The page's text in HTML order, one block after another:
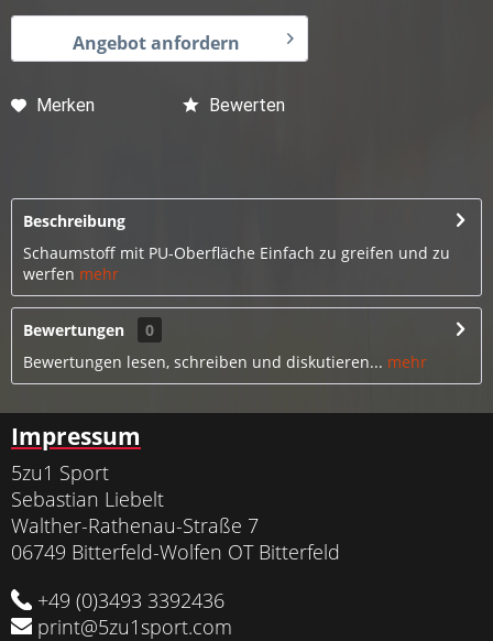
Angebot anfordern
Merken Bewerten
Beschreibung
Schaumstoff mit PU-Oberfläche Einfach zu greifen und zu
werfen mehr
Bewertungen
0
Bewertungen lesen, schreiben und diskutieren... mehr
Impressum
5zu1 Sport
Sebastian Liebelt
Walther-Rathenau-Straße 7
06749 Bitterfeld-Wolfen OT Bitterfeld
+49 (0)3493 3392436
print@5zu1sport.com